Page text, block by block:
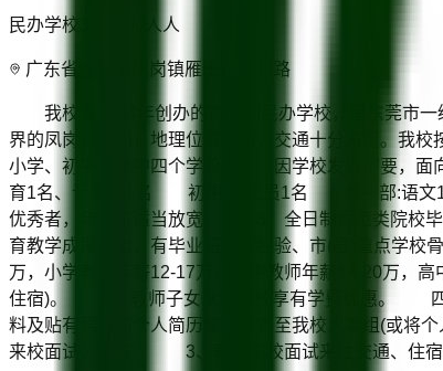
民办学校 300-500人 人
广东省东莞市凤岗镇雁田镇田北路
我校是1994年创办的寄宿制民办学校，是东莞市一
界的凤岗镇境内，地理位置优越，交通十分方便。我
小学、初中和高中四个学段。 因学校发展需要，
育1名、计算机1名 初中部:文员1名 高中部:语文1
优秀者，年龄可适当放宽。 3、全日制师范类院校
育教学成果突出、有毕业班教学经验、市(县)重点
万，小学教师年薪12-17万，初中教师年薪14-20万
住宿)。 5、教师子女就读本校享有学费优惠。 四
料及贴有照片的个人简历复印件寄至我校人事组(或将
来校面试、考核。 3、教师来校面试来往交通、住